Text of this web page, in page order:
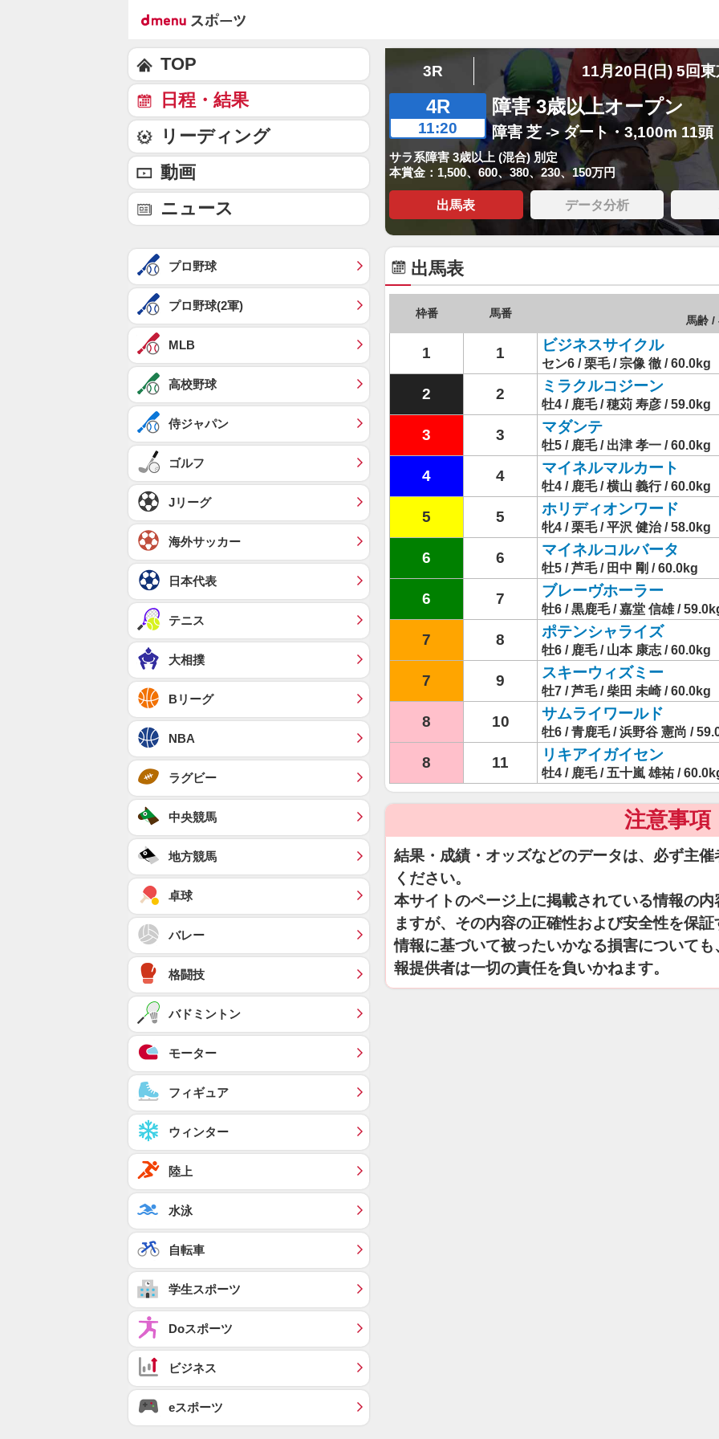
3R 11月20日(日) 5回
4R
11:20
障害 3歳以上オープン
障害 芝 -> ダート・3,100m 11頭
サラ系障害 3歳以上 (混合) 別定
本賞金：1,500、600、380、230、150万円
出馬表 データ分析
出馬表
枠番 馬番
馬齢 /
1 1 ビジネスサイクル
セン6 / 栗毛 / 宗像 徹 / 60.0kg
2 2 ミラクルコジーン
牡4 / 鹿毛 / 穂苅 寿彦 / 59.0kg
3 3 マダンテ
牡5 / 鹿毛 / 出津 孝一 / 60.0kg
4 4 マイネルマルカート
牡4 / 鹿毛 / 横山 義行 / 60.0kg
5 5 ホリディオンワード
牝4 / 栗毛 / 平沢 健治 / 58.0kg
6 6 マイネルコルバータ
牡5 / 芦毛 / 田中 剛 / 60.0kg
6 7 ブレーヴホーラー
牡6 / 黒鹿毛 / 嘉堂 信雄 /
7 8 ポテンシャライズ
牡6 / 鹿毛 / 山本 康志 / 60.0kg
7 9 スキーウィズミー
牡7 / 芦毛 / 柴田 未崎 / 60.0kg
8 10 サムライワールド
牡6 / 青鹿毛 / 浜野谷 憲尚 /
8 11 リキアイガイセン
牡4 / 鹿毛 / 五十嵐 雄祐 /
注意事項
結果・成績・オッズなどのデータは、必ず主
ください。
本サイトのページ上に掲載されている情報の
ますが、その内容の正確性および安全性を保
情報に基づいて被ったいかなる損害について
報提供者は一切の責任を負いかねます。
TOP
日程・結果
リーディング
動画
ニュース
プロ野球
プロ野球(2軍)
MLB
高校野球
侍ジャパン
ゴルフ
Jリーグ
海外サッカー
日本代表
テニス
大相撲
Bリーグ
NBA
ラグビー
中央競馬
地方競馬
卓球
バレー
格闘技
バドミントン
モーター
フィギュア
ウィンター
陸上
水泳
自転車
学生スポーツ
Doスポーツ
ビジネス
eスポーツ